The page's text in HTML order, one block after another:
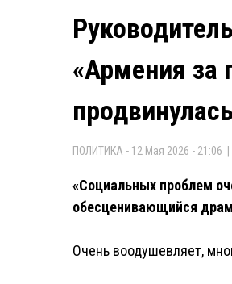
«Армения за
ПОЛИТИКА - 12 Мая 2026 - 21:06
«Социальных проблем
обесценивающийся
Очень воодушевляет,